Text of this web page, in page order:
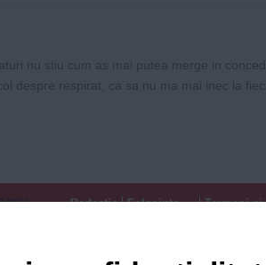
Redactia
Folosinta
Termeni si